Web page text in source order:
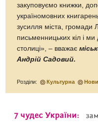
закуповуємо книжки,
україномовних
зусилля міста, громади
письменницьких кіл і
столиці», – вважає
Андрій Садовий.
Розділи: Культурна